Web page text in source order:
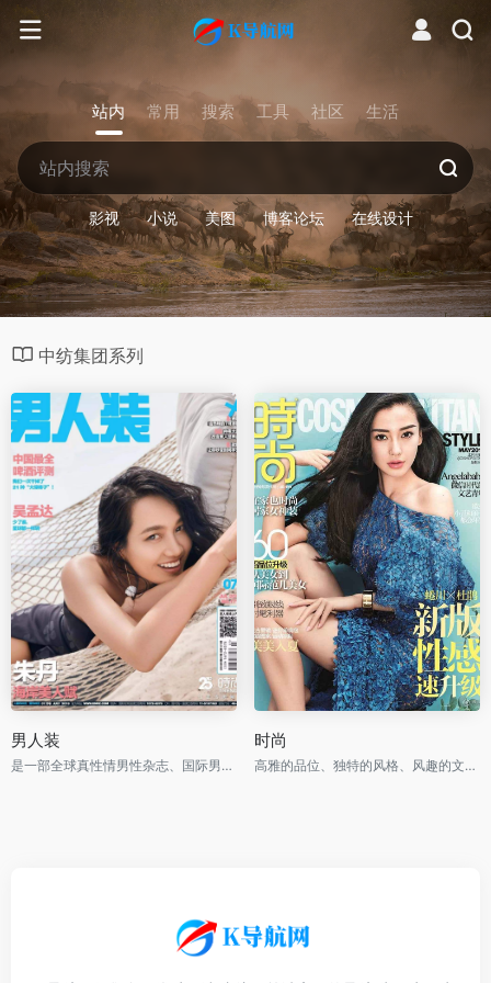
站内 常用 搜索 工具 社区 生活
影视 小说 美图 博客论坛 在线设计
中纺集团系列
男人装
是一部全球真性情男性杂志、国际男性杂志市场的当红杂志
时尚
高雅的品位、独特的风格、风趣的文字、新颖的设计